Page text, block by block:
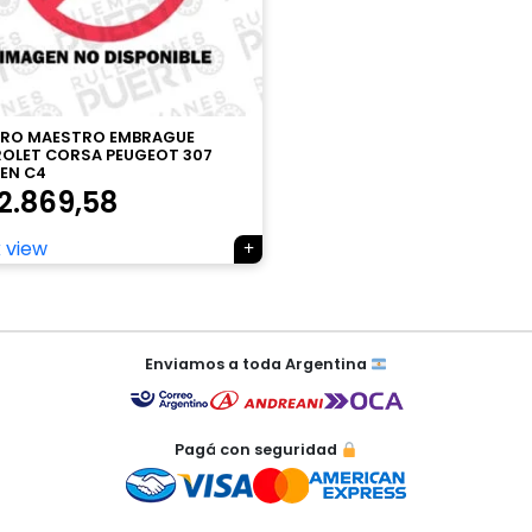
MAESTRO EMBRAGUE
CORSA PEUGEOT 307
C4
view
Enviamos a toda Argentina
Pagá con seguridad